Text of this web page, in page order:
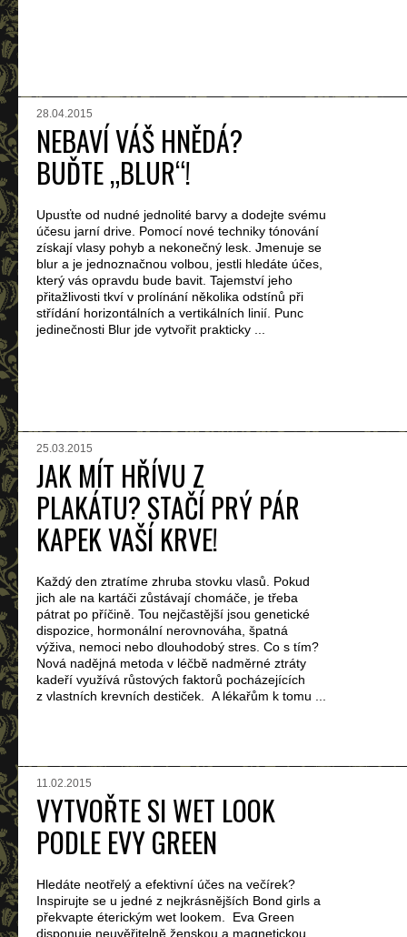
28.04.2015
NEBAVÍ VÁŠ HNĚDÁ?
BUĎTE „BLUR“!
Upusťte od nudné jednolité barvy a dodejte svému
účesu jarní drive. Pomocí nové techniky tónování
získají vlasy pohyb a nekonečný lesk. Jmenuje se
blur a je jednoznačnou volbou, jestli hledáte účes,
který vás opravdu bude bavit. Tajemství jeho
přitažlivosti tkví v prolínání několika odstínů při
střídání horizontálních a vertikálních linií. Punc
jedinečnosti Blur jde vytvořit prakticky ...
25.03.2015
JAK MÍT HŘÍVU Z
PLAKÁTU? STAČÍ PRÝ PÁR
KAPEK VAŠÍ KRVE!
Každý den ztratíme zhruba stovku vlasů. Pokud
jich ale na kartáči zůstávají chomáče, je třeba
pátrat po příčině. Tou nejčastější jsou genetické
dispozice, hormonální nerovnováha, špatná
výživa, nemoci nebo dlouhodobý stres. Co s tím?
Nová nadějná metoda v léčbě nadměrné ztráty
kadeří využívá růstových faktorů pocházejících
z vlastních krevních destiček. A lékařům k tomu ...
11.02.2015
VYTVOŘTE SI WET LOOK
PODLE EVY GREEN
Hledáte neotřelý a efektivní účes na večírek?
Inspirujte se u jedné z nejkrásnějších Bond girls a
překvapte éterickým wet lookem. Eva Green
disponuje neuvěřitelně ženskou a magnetickou